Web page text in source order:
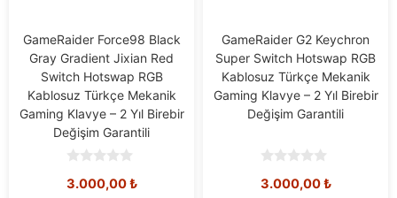
GameRaider Force98 Black
Gray Gradient Jixian Red
Switch Hotswap RGB
Kablosuz Türkçe Mekanik
Gaming Klavye – 2 Yıl Birebir
Değişim Garantili
o
3.000,00₺
GameRaider G2 Keychron
Super Switch Hotswap RGB
Kablosuz Türkçe Mekanik
Gaming Klavye – 2 Yıl Birebir
Değişim Garantili
o
3.000,00₺